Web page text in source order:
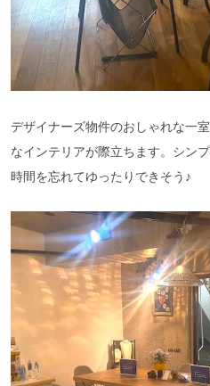
デザイナーズ物件のおしゃれな一
なインテリアが際立ちます。シン
時間を忘れてゆったりできそう♪